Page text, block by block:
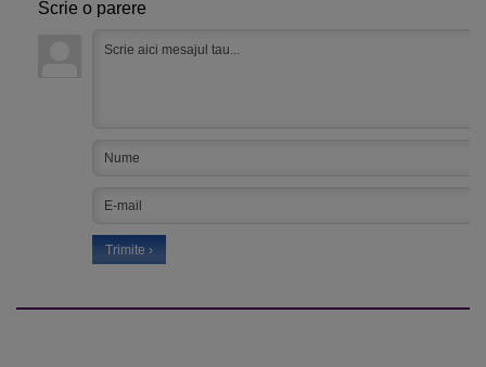
Scrie o parere